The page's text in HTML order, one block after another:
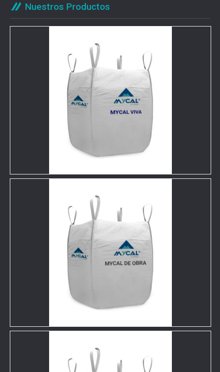
Nuestros Productos